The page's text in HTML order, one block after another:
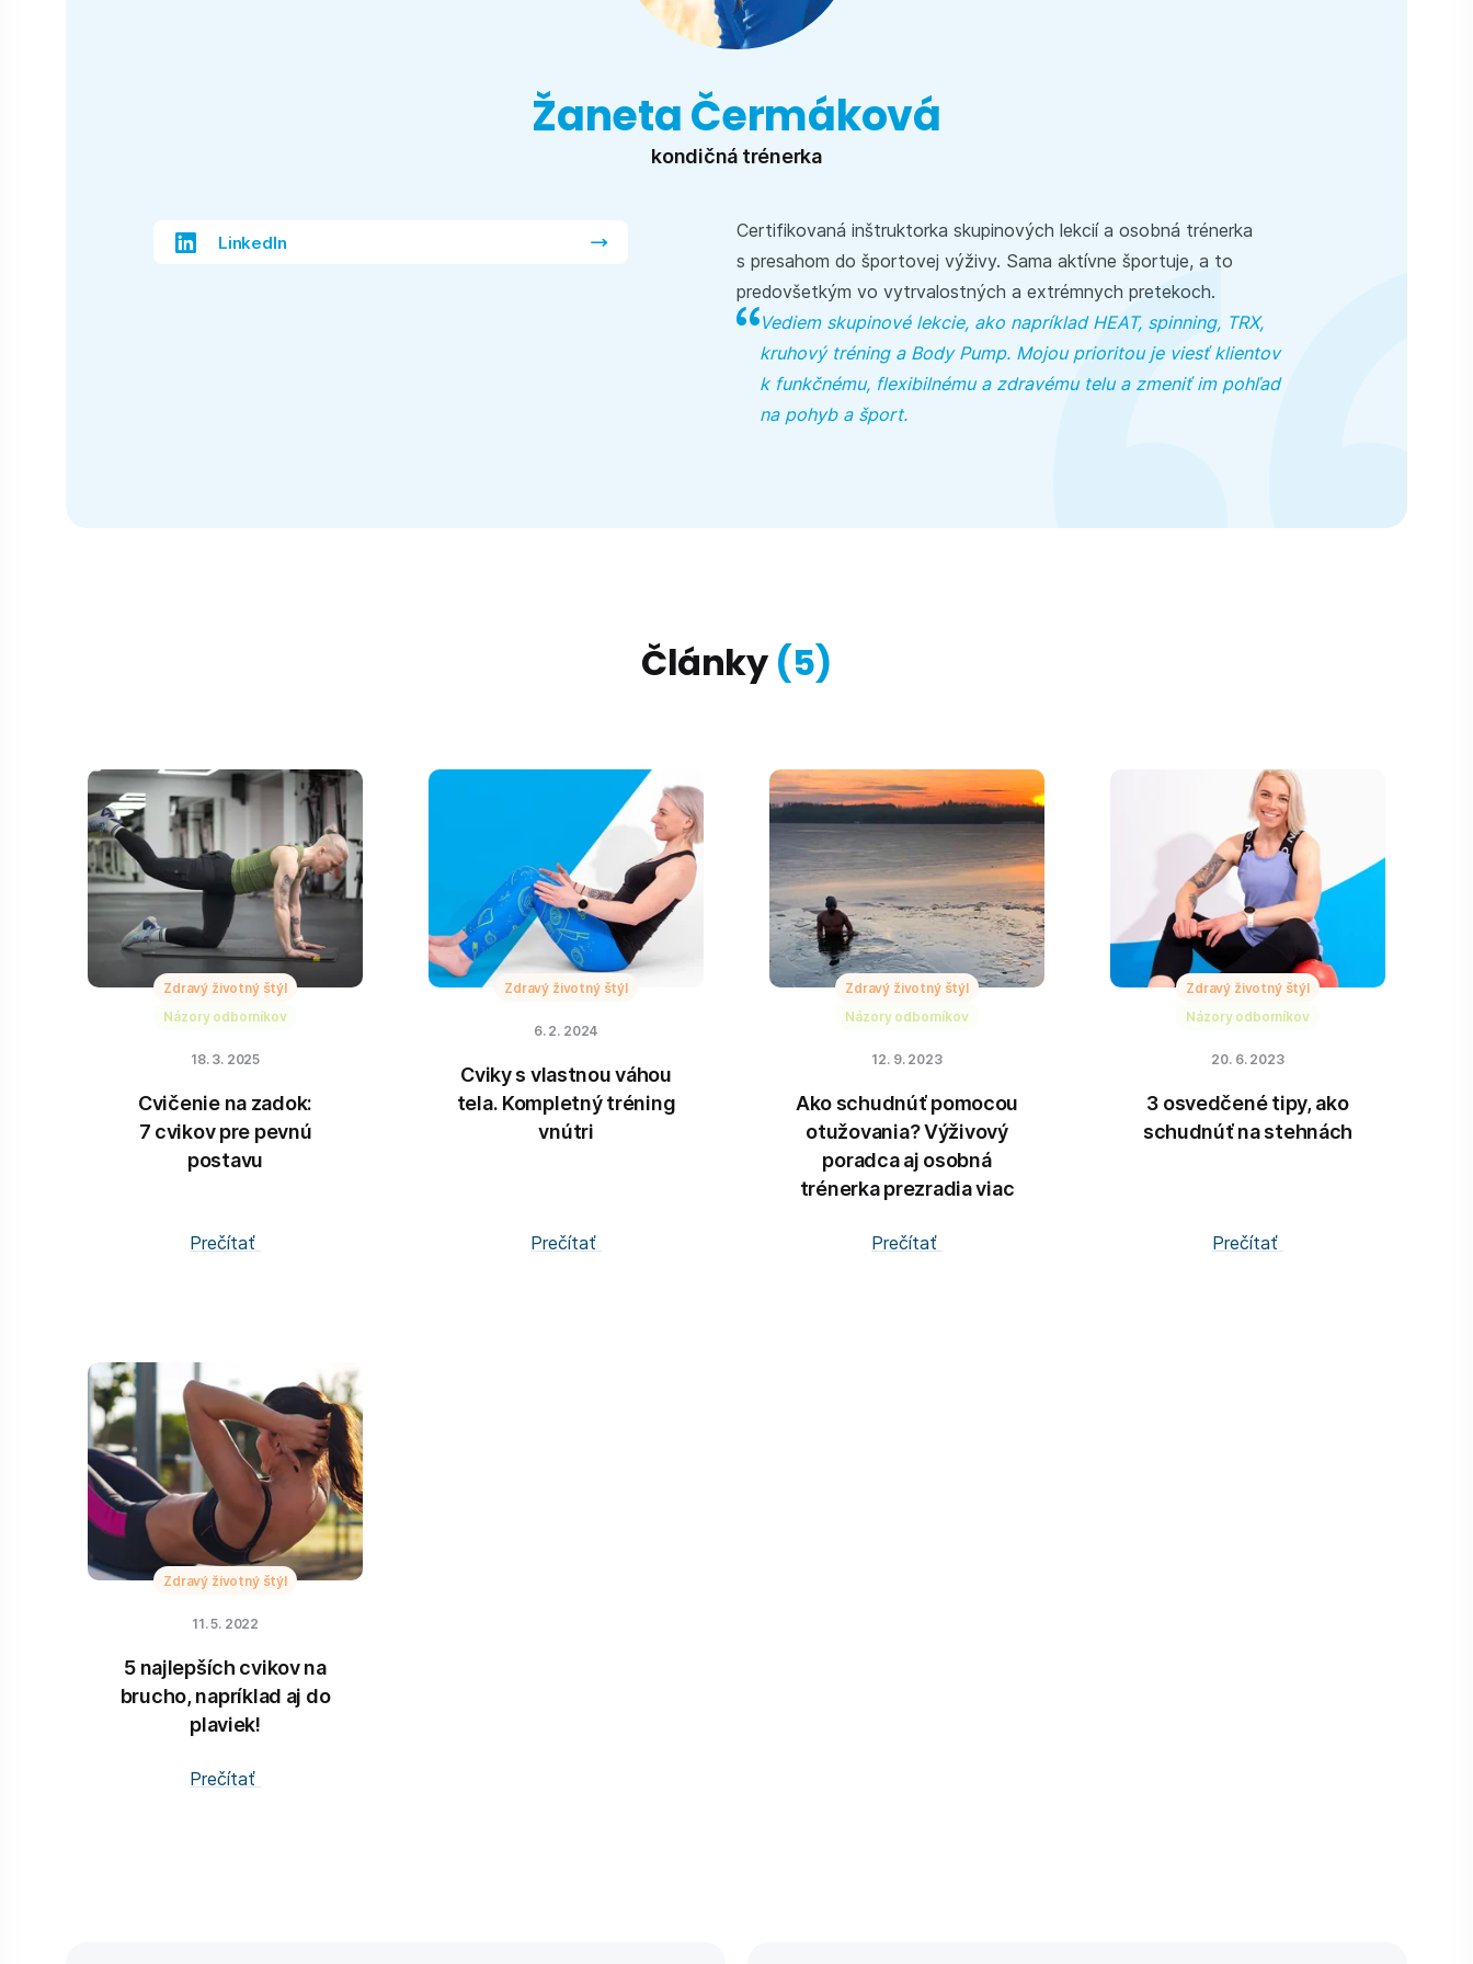
Žaneta Čermáková
kondičná trénerka
LinkedIn
Certifikovaná inštruktorka skupinových lekcií a osobná trénerka
s presahom do športovej výživy. Sama aktívne športuje, a to
predovšetkým vo vytrvalostných a extrémnych pretekoch.
Vediem skupinové lekcie, ako napríklad HEAT, spinning, TRX,
kruhový tréning a Body Pump. Mojou prioritou je viesť klientov
k funkčnému, flexibilnému a zdravému telu a zmeniť im pohľad
na pohyb a šport.
Články (5)
Zdravý životný štýl
Názory odborníkov
18. 3. 2025
Cvičenie na zadok:
7 cvikov pre pevnú
postavu
Prečítať
Zdravý životný štýl
6. 2. 2024
Cviky s vlastnou váhou
tela. Kompletný tréning
vnútri
Prečítať
Zdravý životný štýl
Názory odborníkov
12. 9. 2023
Ako schudnúť pomocou
otužovania? Výživový
poradca aj osobná
trénerka prezradia viac
Prečítať
Zdravý životný štýl
Názory odborníkov
20. 6. 2023
3 osvedčené tipy, ako
schudnúť na stehnách
Prečítať
Zdravý životný štýl
11. 5. 2022
5 najlepších cvikov na
brucho, napríklad aj do
plaviek!
Prečítať